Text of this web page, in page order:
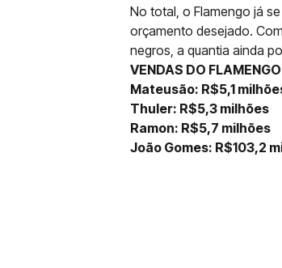
No total, o Flamengo já
orçamento desejado.
negros, a quantia ainda
VENDAS DO
Mateusão: R$5,1
Thuler: R$5,3 milhões
Ramon: R$5,7 milhões
João Gomes: R$103,2